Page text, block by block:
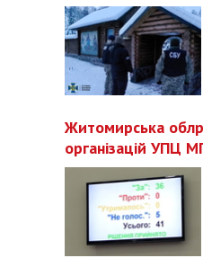
Житомирська
організацій УПЦ